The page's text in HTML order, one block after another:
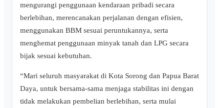
mengurangi penggunaan kendaraan pribadi secara
berlebihan, merencanakan perjalanan dengan efisien,
menggunakan BBM sesuai peruntukannya, serta
menghemat penggunaan minyak tanah dan LPG secara
bijak sesuai kebutuhan.
“Mari seluruh masyarakat di Kota Sorong dan Papua Barat
Daya, untuk bersama-sama menjaga stabilitas ini dengan
tidak melakukan pembelian berlebihan, serta mulai